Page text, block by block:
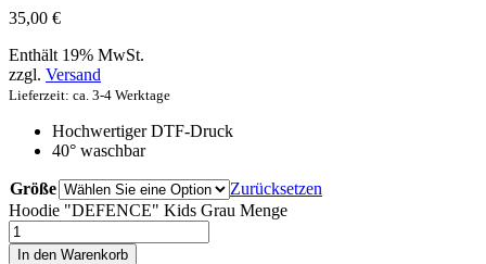
35,00 €
Enthält 19% MwSt.
zzgl. Versand
Lieferzeit: ca. 3-4 Werktage
Hochwertiger DTF-Druck
40° waschbar
Größe
Zurücksetzen
Hoodie "DEFENCE" Kids Grau Menge
In den Warenkorb